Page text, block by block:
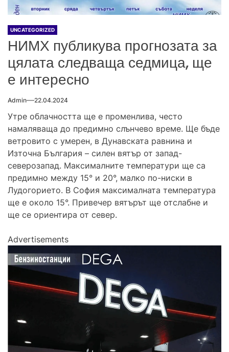
UNCATEGORIZED
НИМХ публикува прогнозата за
цялата следваща седмица, ще
е интересно
Admin 22.04.2024
Утре облачността ще е променлива, често
намаляваща до предимно слънчево време. Ще бъде
ветровито с умерен, в Дунавската равнина и
Източна България – силен вятър от запад-
северозапад. Максималните температури ще са
предимно между 15° и 20°, малко по-ниски в
Лудогорието. В София максималната температура
ще е около 15°. Привечер вятърът ще отслабне и
ще се ориентира от север.
Advertisements